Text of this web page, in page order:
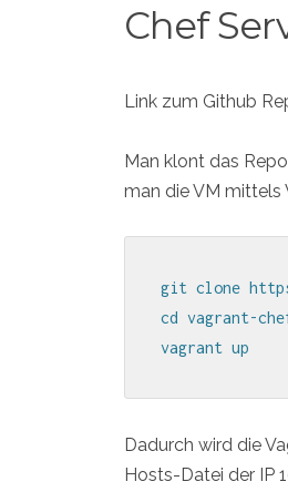
Chef
Link zum Github
Man klont das
man die VM mittels
git clone
cd vagrant-
vagrant up
Dadurch wird die
Hosts-Datei der IP